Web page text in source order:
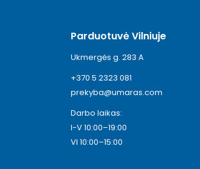
Parduotuvė Vilniuje
Ukmergės g. 283 A
+370 5 2323 081
prekyba@umaras.com
Darbo laikas:
I-V 10:00–19:00
VI 10:00–15:00